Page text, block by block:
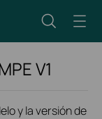
V1
y la versión de